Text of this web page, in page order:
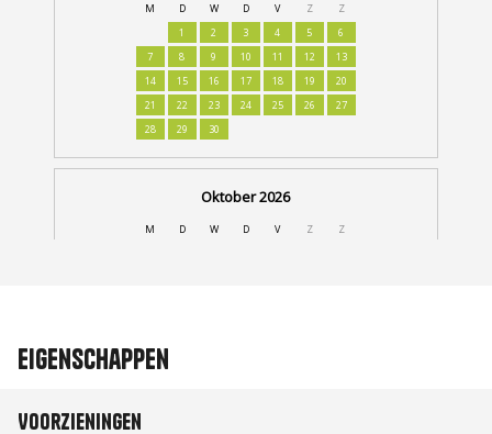
Eigenschappen
Voorzieningen